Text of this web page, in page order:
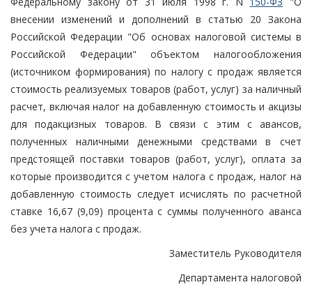
внесении изменений и дополнений в статью 20 Закона
Российской Федерации "Об основах налоговой системы в
Российской Федерации" объектом налогообложения
(источником формирования) по налогу с продаж является
стоимость реализуемых товаров (работ, услуг) за наличный
расчет, включая налог на добавленную стоимость и акцизы
для подакцизных товаров. В связи с этим с авансов,
полученных наличными денежными средствами в счет
предстоящей поставки товаров (работ, услуг), оплата за
которые производится с учетом налога с продаж, налог на
добавленную стоимость следует исчислять по расчетной
ставке 16,67 (9,09) процента с суммы полученного аванса
без учета налога с продаж.
Заместитель Руководителя
Департамента налоговой